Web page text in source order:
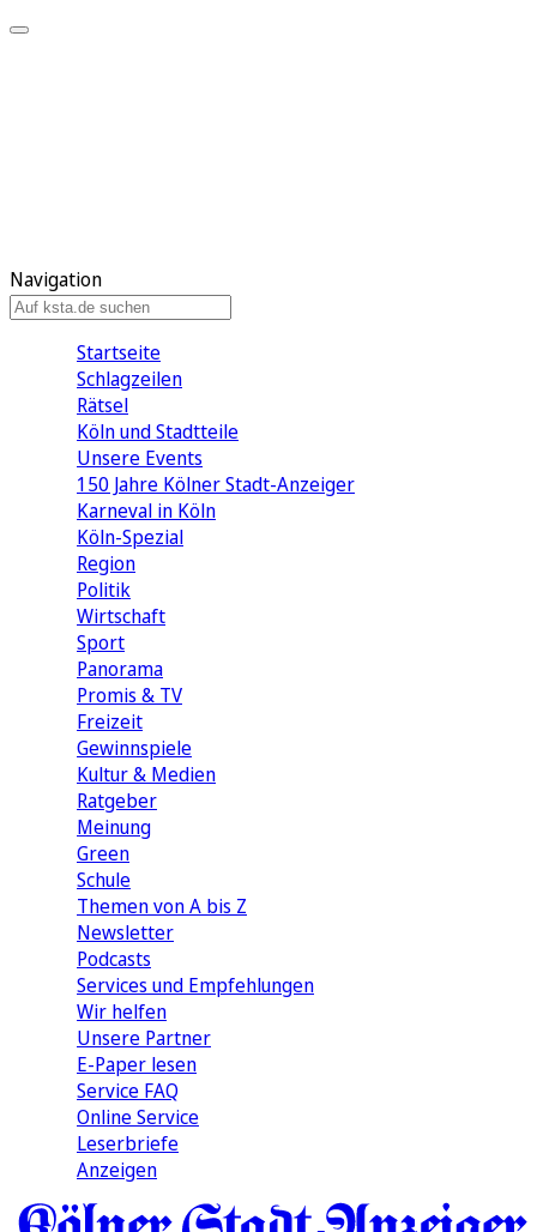
Navigation
Startseite
Schlagzeilen
Rätsel
Köln und Stadtteile
Unsere Events
150 Jahre Kölner Stadt-Anzeiger
Karneval in Köln
Köln-Spezial
Region
Politik
Wirtschaft
Sport
Panorama
Promis & TV
Freizeit
Gewinnspiele
Kultur & Medien
Ratgeber
Meinung
Green
Schule
Themen von A bis Z
Newsletter
Podcasts
Services und Empfehlungen
Wir helfen
Unsere Partner
E-Paper lesen
Service FAQ
Online Service
Leserbriefe
Anzeigen